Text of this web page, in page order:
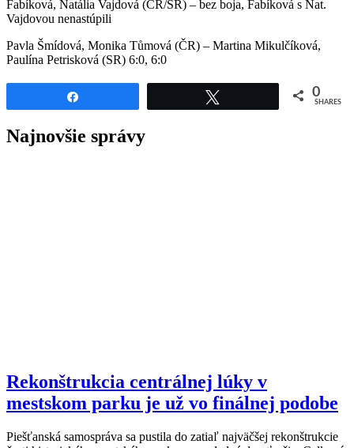
Fabíková, Natália Vajdová (ČR/SR) – bez boja, Fabíková s Nat.
Vajdovou nenastúpili
Pavla Šmídová, Monika Tůmová (ČR) – Martina Mikulčíková,
Paulína Petrisková (SR) 6:0, 6:0
0
SHARES
Najnovšie správy
Rekonštrukcia centrálnej lúky v
mestskom parku je už vo finálnej podobe
Piešťanská samospráva sa pustila do zatiaľ najväčšej rekonštrukcie